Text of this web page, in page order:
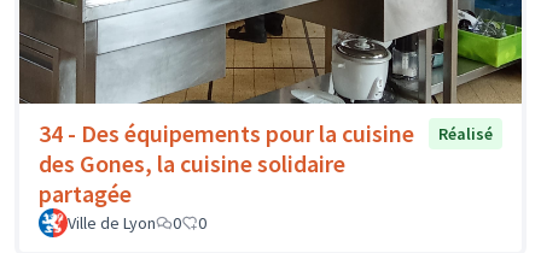
34 - Des équipements pour la cuisine
des Gones, la cuisine solidaire
partagée
Réalisé
Ville de Lyon 0 0